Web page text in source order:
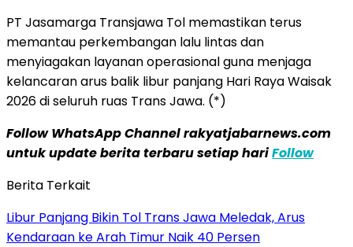
PT Jasamarga Transjawa Tol memastikan terus
memantau perkembangan lalu lintas dan
menyiagakan layanan operasional guna menjaga
kelancaran arus balik libur panjang Hari Raya Waisak
2026 di seluruh ruas Trans Jawa. (*)
Follow WhatsApp Channel rakyatjabarnews.com
untuk update berita terbaru setiap hariFollow
Berita Terkait
Libur Panjang Bikin Tol Trans Jawa Meledak, Arus
Kendaraan ke Arah Timur Naik 40 Persen